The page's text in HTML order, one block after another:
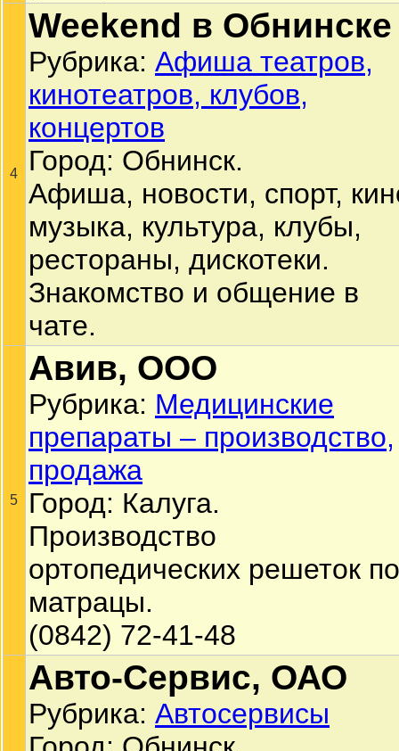
4
Weekend в Обнинске
Рубрика: Афиша театров,
кинотеатров, клубов,
концертов
Город: Обнинск.
Афиша, новости, спорт,
музыка, культура, клубы,
рестораны, дискотеки.
Знакомство и общение в
чате.
5
Авив, ООО
Рубрика: Медицинские
препараты – производство,
продажа
Город: Калуга.
Производство
ортопедических решеток
матрацы.
(0842) 72-41-48
Авто-Сервис, ОАО
Рубрика: Автосервисы